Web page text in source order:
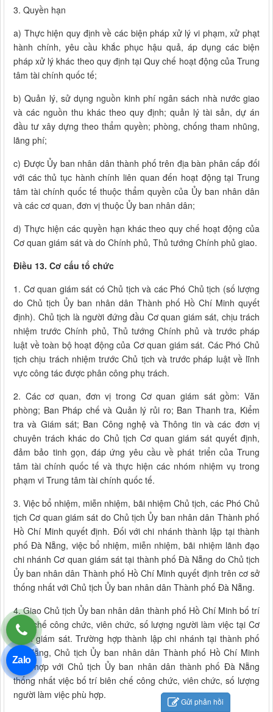
3. Quyền hạn
a) Thực hiện quy định về các biện pháp xử lý vi phạm, xử phạt
hành chính, yêu cầu khắc phục hậu quả, áp dụng các biện
pháp xử lý khác theo quy định tại Quy chế hoạt động của Trung
tâm tài chính quốc tế;
b) Quản lý, sử dụng nguồn kinh phí ngân sách nhà nước giao
và các nguồn thu khác theo quy định; quản lý tài sản, dự án
đầu tư xây dựng theo thẩm quyền; phòng, chống tham nhũng,
lãng phí;
c) Được Ủy ban nhân dân thành phố trên địa bàn phân cấp đối
với các thủ tục hành chính liên quan đến hoạt động tại Trung
tâm tài chính quốc tế thuộc thẩm quyền của Ủy ban nhân dân
và các cơ quan, đơn vị thuộc Ủy ban nhân dân;
d) Thực hiện các quyền hạn khác theo quy chế hoạt động của
Cơ quan giám sát và do Chính phủ, Thủ tướng Chính phủ giao.
Điều 13. Cơ cấu tổ chức
1. Cơ quan giám sát có Chủ tịch và các Phó Chủ tịch (số lượng
do Chủ tịch Ủy ban nhân dân Thành phố Hồ Chí Minh quyết
định). Chủ tịch là người đứng đầu Cơ quan giám sát, chịu trách
nhiệm trước Chính phủ, Thủ tướng Chính phủ và trước pháp
luật về toàn bộ hoạt động của Cơ quan giám sát. Các Phó Chủ
tịch chịu trách nhiệm trước Chủ tịch và trước pháp luật về lĩnh
vực công tác được phân công phụ trách.
2. Các cơ quan, đơn vị trong Cơ quan giám sát gồm: Văn
phòng; Ban Pháp chế và Quản lý rủi ro; Ban Thanh tra, Kiểm
tra và Giám sát; Ban Công nghệ và Thông tin và các đơn vị
chuyên trách khác do Chủ tịch Cơ quan giám sát quyết định,
đảm bảo tinh gọn, đáp ứng yêu cầu về phát triển của Trung
tâm tài chính quốc tế và thực hiện các nhóm nhiệm vụ trong
phạm vi Trung tâm tài chính quốc tế.
3. Việc bổ nhiệm, miễn nhiệm, bãi nhiệm Chủ tịch, các Phó Chủ
tịch Cơ quan giám sát do Chủ tịch Ủy ban nhân dân Thành phố
Hồ Chí Minh quyết định. Đối với chi nhánh thành lập tại thành
phố Đà Nẵng, việc bổ nhiệm, miễn nhiệm, bãi nhiệm lãnh đạo
chi nhánh Cơ quan giám sát tại thành phố Đà Nẵng do Chủ tịch
Ủy ban nhân dân Thành phố Hồ Chí Minh quyết định trên cơ sở
thống nhất với Chủ tịch Ủy ban nhân dân Thành phố Đà Nẵng.
4. Giao Chủ tịch Ủy ban nhân dân thành phố Hồ Chí Minh bố trí
biên chế công chức, viên chức, số lượng người làm việc tại Cơ
quan giám sát. Trường hợp thành lập chi nhánh tại thành phố
Đà Nẵng, Chủ tịch Ủy ban nhân dân Thành phố Hồ Chí Minh
phối hợp với Chủ tịch Ủy ban nhân dân thành phố Đà Nẵng
thống nhất việc bố trí biên chế công chức, viên chức, số lượng
người làm việc phù hợp.
Gửi phản hồi
Zalo